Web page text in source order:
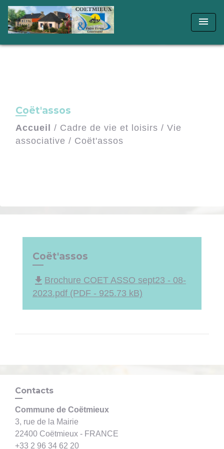
menu
Coët'assos
Accueil / Cadre de vie et loisirs / Vie
associative / Coët'assos
Coët'assos
file_download Brochure COET ASSO sept23 - 08-
2023.pdf (PDF - 925.73 kB)
Contacts
Commune de Coëtmieux
3, rue de la Mairie
22400 Coëtmieux - FRANCE
+33 2 96 34 62 20